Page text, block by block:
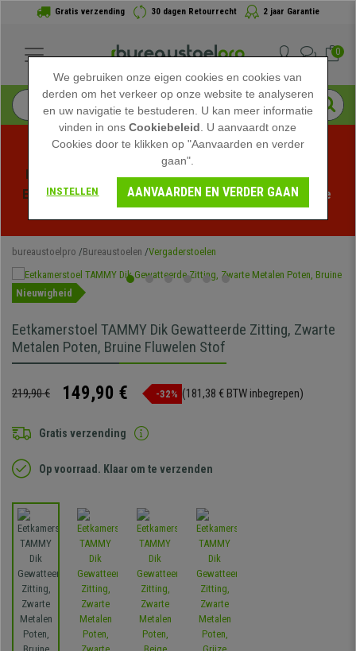
Gratis verzending 30 dagen Retourrecht 2 jaar Garantie
0
Profiteer van de Zomeruitverkoop bij bureaustoelpro!
Exclusieve kortingen voor een beperkte tijd - Bekijk de
bureaustoelpro Bureaustoelen Vergaderstoelen
Nieuwigheid
Eetkamerstoel TAMMY Dik Gewatteerde Zitting, Zwarte
Metalen Poten, Bruine Fluwelen Stof
219,90 € 149,90 € -32% (181,38 € BTW inbegrepen)
Gratis verzending
Op voorraad. Klaar om te verzenden
We gebruiken onze eigen cookies en cookies van
derden om het verkeer op onze website te analyseren
en uw navigatie te bestuderen. U kan meer informatie
vinden in onsCookiebeleid . U aanvaardt onze
Cookies door te klikken op "Aanvaarden en verder
gaan".
INSTELLEN AANVAARDEN EN VERDER GAAN